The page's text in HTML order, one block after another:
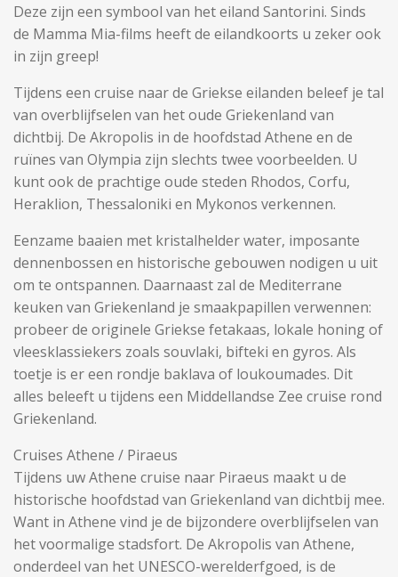
Deze zijn een symbool van het eiland Santorini. Sinds
de Mamma Mia-films heeft de eilandkoorts u zeker ook
in zijn greep!
Tijdens een cruise naar de Griekse eilanden beleef je tal
van overblijfselen van het oude Griekenland van
dichtbij. De Akropolis in de hoofdstad Athene en de
ruïnes van Olympia zijn slechts twee voorbeelden. U
kunt ook de prachtige oude steden Rhodos, Corfu,
Heraklion, Thessaloniki en Mykonos verkennen.
Eenzame baaien met kristalhelder water, imposante
dennenbossen en historische gebouwen nodigen u uit
om te ontspannen. Daarnaast zal de Mediterrane
keuken van Griekenland je smaakpapillen verwennen:
probeer de originele Griekse fetakaas, lokale honing of
vleesklassiekers zoals souvlaki, bifteki en gyros. Als
toetje is er een rondje baklava of loukoumades. Dit
alles beleeft u tijdens een Middellandse Zee cruise rond
Griekenland.
Cruises Athene / Piraeus
Tijdens uw Athene cruise naar Piraeus maakt u de
historische hoofdstad van Griekenland van dichtbij mee.
Want in Athene vind je de bijzondere overblijfselen van
het voormalige stadsfort. De Akropolis van Athene,
onderdeel van het UNESCO-werelderfgoed, is de